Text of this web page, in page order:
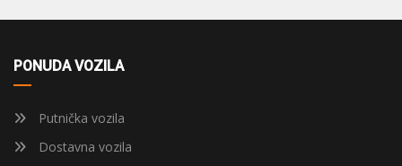
PONUDA VOZILA
Putnička vozila
Dostavna vozila